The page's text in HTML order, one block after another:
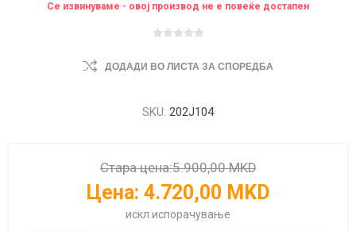
Се извинуваме - овој производ не е повеќе достапен
ДОДАДИ ВО ЛИСТА ЗА СПОРЕДБА
SKU: 202J104
Стара цена:5.900,00 MKD
Цена: 4.720,00 MKD
искл. испорачување